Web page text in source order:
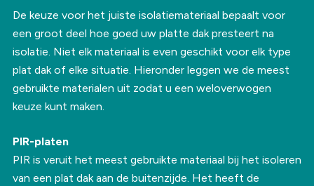
De keuze voor het juiste isolatiemateriaal bepaalt voor
een groot deel hoe goed uw platte dak presteert na
isolatie. Niet elk materiaal is even geschikt voor elk type
plat dak of elke situatie. Hieronder leggen we de meest
gebruikte materialen uit zodat u een weloverwogen
keuze kunt maken.
PIR-platen
PIR is veruit het meest gebruikte materiaal bij het isoleren
van een plat dak aan de buitenzijde. Het heeft de